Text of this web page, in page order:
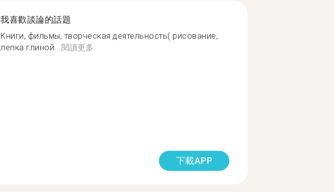
我喜歡談論的話題
Книги, фильмы, творческая деятельность( рисование,
лепка глиной...閱讀更多
下載APP